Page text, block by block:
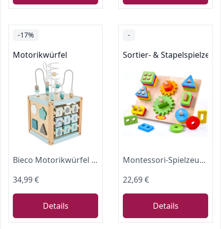
-17%
Motorikwürfel
Bieco Motorikwürfel Scandi-Chic nachhaltiges Holz FSC® | Motorikspielzeug ab 1 Jahr | Activity Center Baby Spielzeug 1 Jahr | Motorikwürfel Holz | holzspielzeug ab 1 Jahr motorikschleife ab
34,99 €
Details
-
Sortier- & Stapelspielzeug
Montessori-Spielzeug für 2-Jährige, geometrische Formen, Sortierbrett für Kleinkinder, Holzspielzeug für Kinder ab 18 Monaten, Zahnräder, Blöcke, Formen, Sortieren, Stapeln, sensorisches Lernpuzzle
22,69 €
Details